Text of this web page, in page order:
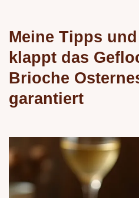
Meine Tipps
klappt das
Brioche
garantiert